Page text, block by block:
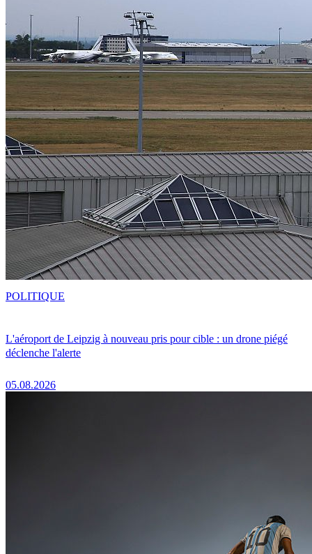
L'aéroport de Leipzig à nouveau pris pour cible : un drone piégé
déclenche l'alerte
05.08.2026
POLITIQUE